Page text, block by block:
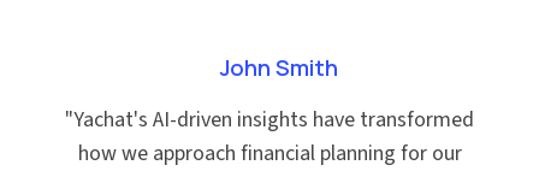
John Smith
"Yachat's AI-driven insights have transformed
how we approach financial planning for our